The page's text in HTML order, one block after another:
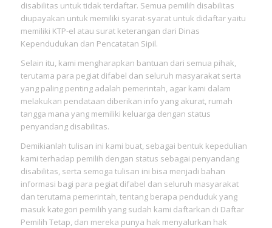
disabilitas untuk tidak terdaftar. Semua pemilih disabilitas
diupayakan untuk memiliki syarat-syarat untuk didaftar yaitu
memiliki KTP-el atau surat keterangan dari Dinas
Kependudukan dan Pencatatan Sipil.
Selain itu, kami mengharapkan bantuan dari semua pihak,
terutama para pegiat difabel dan seluruh masyarakat serta
yang paling penting adalah pemerintah, agar kami dalam
melakukan pendataan diberikan info yang akurat, rumah
tangga mana yang memiliki keluarga dengan status
penyandang disabilitas.
Demikianlah tulisan ini kami buat, sebagai bentuk kepedulian
kami terhadap pemilih dengan status sebagai penyandang
disabilitas, serta semoga tulisan ini bisa menjadi bahan
informasi bagi para pegiat difabel dan seluruh masyarakat
dan terutama pemerintah, tentang berapa penduduk yang
masuk kategori pemilih yang sudah kami daftarkan di Daftar
Pemilih Tetap, dan mereka punya hak menyalurkan hak